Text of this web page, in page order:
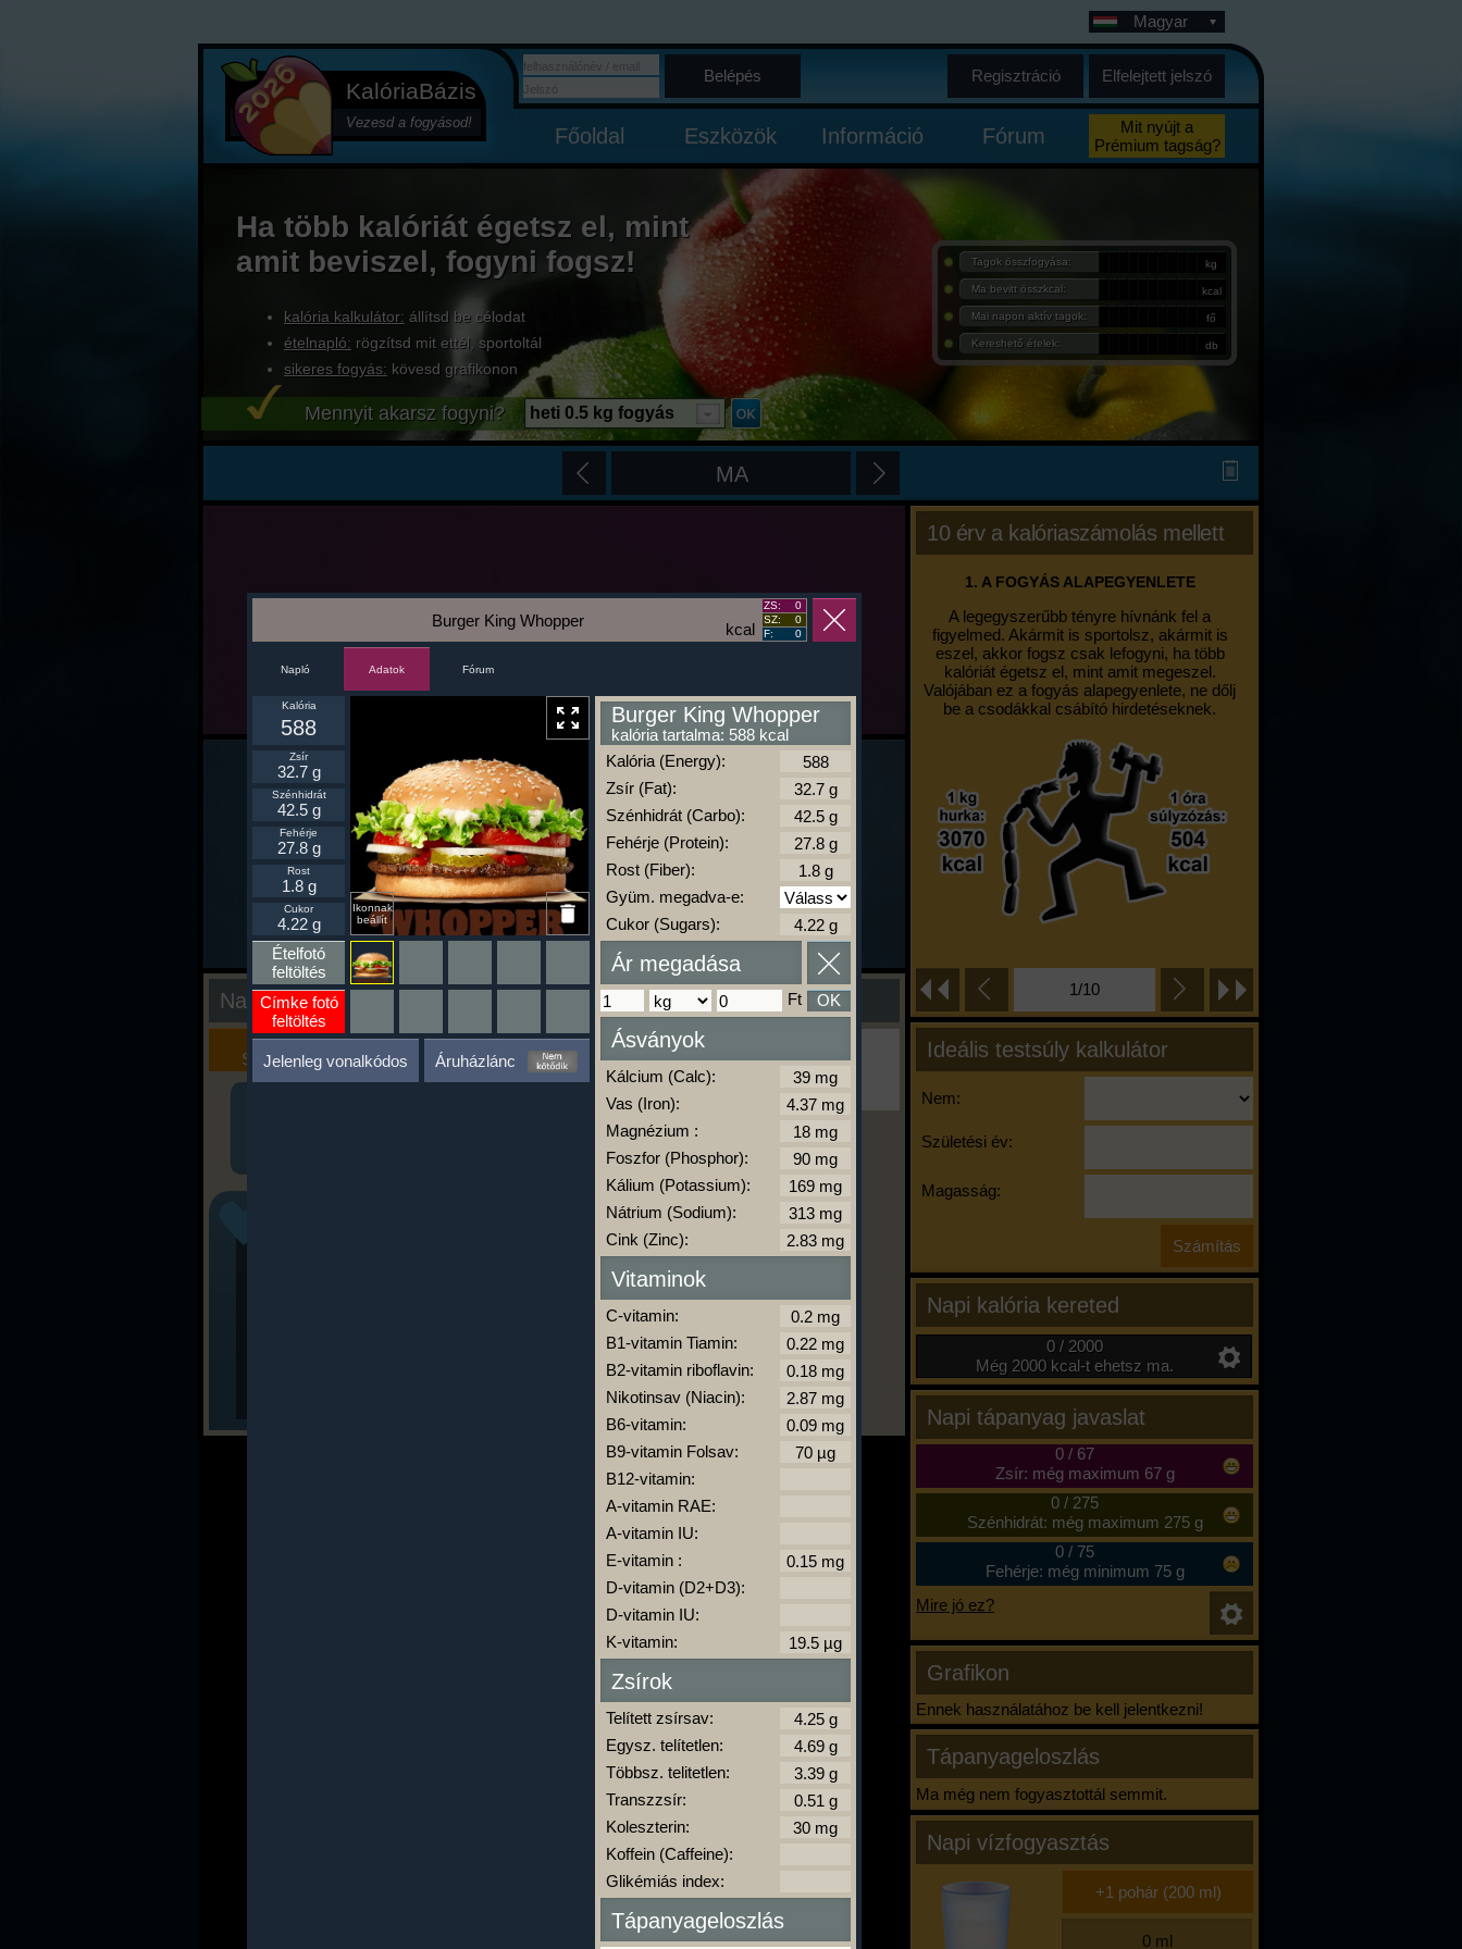
KalóriaBázis
Vezesd a fogyásod!
Magyar
Belépés Regisztráció Elfelejtett jelszó
Főoldal Eszközök Információ Fórum
Mit nyújt a
Prémium tagság?
Ha több kalóriát égetsz el, mint
amit beviszel, fogyni fogsz!
kalória kalkulátor: állítsd be célodat
ételnapló: rögzítsd mit ettél, sportoltál
sikeres fogyás: kövesd grafikonon
Tagok összfogyása: kg
Ma bevitt összkcal: kcal
Mai napon aktív tagok: fő
Kereshető ételek: db
Mennyit akarsz fogyni? heti 0.5 kg fogyás
MA
10 érv a kalóriaszámolás mellett
1. A FOGYÁS ALAPEGYENLETE
A legegyszerűbb tényre hívnánk fel a
figyelmed. Akármit is sportolsz, akármit is
eszel, akkor fogsz csak lefogyni, ha több
kalóriát égetsz el, mint amit megeszel.
Valójában ez a fogyás alapegyenlete, ne dőlj
be a csodákkal csábító hirdetéseknek.
1/10
Ideális testsúly kalkulátor
Nem:
Születési év:
Magasság:
Napi kalória kereted
0 / 2000
Még 2000 kcal-t ehetsz ma.
Napi tápanyag javaslat
0/ 67
Zsír: még maximum 67 g
0/ 275
Szénhidrát: még maximum 275 g
0/ 75
Fehérje: még minimum 75 g
Mire jó ez?
Grafikon
Ennek használatához be kell jelentkezni!
Tápanyageloszlás
Ma még nem fogyasztottál semmit.
Napi vízfogyasztás
Nap kiértékelése
Kalória
Szimulátor
Szöveges
Értékelés
Ha ma már nem eszel/sportolsz többet,
kattints a kiértékelésre!
A Kalória Szimulátor Prémium funkció.
-
kcal
Burger King Whopper
ZS:
0
SZ:
0
F:
0
Napló Adatok Fórum
Ikonnak
beállít
Kalória
588
Zsír
32.7 g
Szénhidrát
42.5 g
Fehérje
27.8 g
Rost
1.8 g
Cukor
4.22 g
Ételfotó
feltöltés
Címke fotó
feltöltés
Jelenleg vonalkódos Áruházlánc
Burger King Whopper
kalória tartalma: 588 kcal
Kalória (Energy):
Zsír (Fat):
Szénhidrát (Carbo):
Fehérje (Protein):
Rost (Fiber):
Gyüm. megadva-e:
Cukor (Sugars):
Ár megadása
Ft OK
Ásványok
Kálcium (Calc):
Vas (Iron):
Magnézium :
Foszfor (Phosphor):
Kálium (Potassium):
Nátrium (Sodium):
Cink (Zinc):
Vitaminok
C-vitamin:
B1-vitamin Tiamin:
B2-vitamin riboflavin:
Nikotinsav (Niacin):
B6-vitamin:
B9-vitamin Folsav:
B12-vitamin:
A-vitamin RAE:
A-vitamin IU:
E-vitamin :
D-vitamin (D2+D3):
D-vitamin IU:
K-vitamin:
Zsírok
Telített zsírsav:
Egysz. telítetlen:
Többsz. telitetlen:
Transzzsír:
Koleszterin:
Koffein (Caffeine):
Glikémiás index:
Tápanyageloszlás